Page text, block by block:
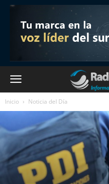
Inicio Noticia del Día